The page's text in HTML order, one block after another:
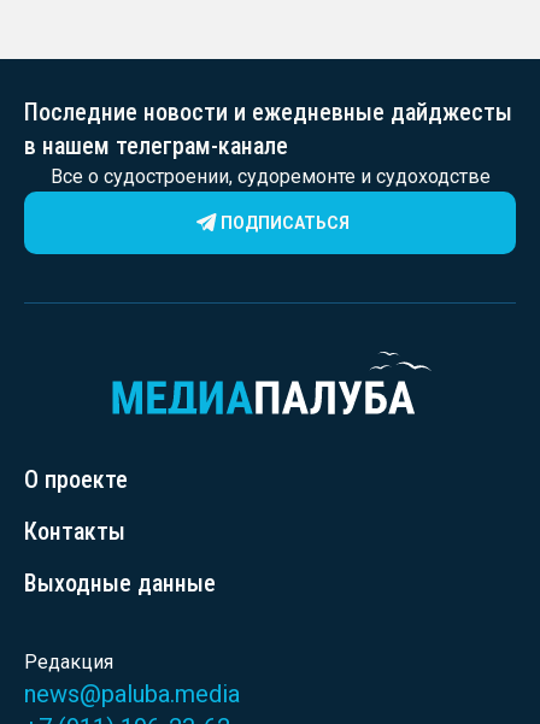
Последние новости и ежедневные дайджесты
в нашем телеграм-канале
Все о судостроении, судоремонте и судоходстве
ПОДПИСАТЬСЯ
О проекте
Контакты
Выходные данные
Редакция
news@paluba.media